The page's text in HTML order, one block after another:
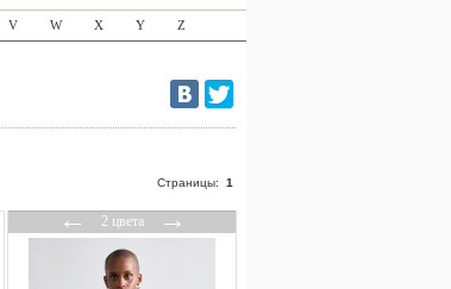
V W X Y Z
Страницы: 1
←2 цвета→